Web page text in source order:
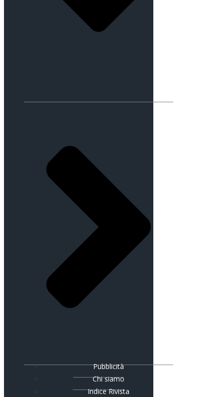
Pubblicità
Chi siamo
Indice Rivista